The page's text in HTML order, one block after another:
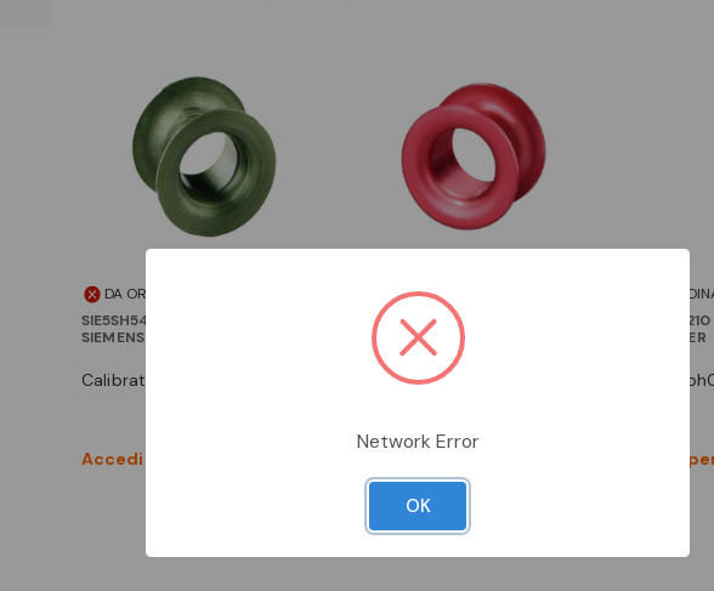
DA ORDINARE
SIE5SH5416
SIEMENS
calibratore spec. neozed 16a
Accedi per vedere i prezzi
DA ORDINARE
SIE5SH5006
SIEMENS
calibratore neozed d01 6a
DA
ITW1390210
ITALWEBER
calibro
Accedi
Network Error
OK